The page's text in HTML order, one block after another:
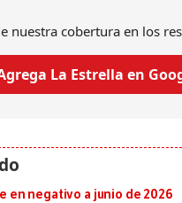
nuestra cobertura en los
La Estrella en
en negativo a junio de 2026